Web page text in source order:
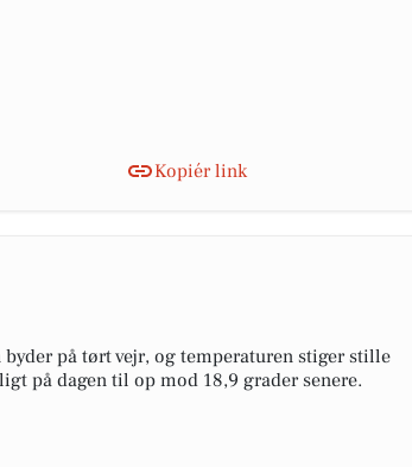
Kopiér link
på tørt vejr, og temperaturen stiger stille
på dagen til op mod 18,9 grader senere.